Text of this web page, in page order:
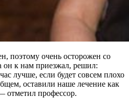
поэтому очень осторожен со
он к нам приезжал, решил:
лучше, если будет совсем плохо
оставили наше лечение как
отметил профессор.